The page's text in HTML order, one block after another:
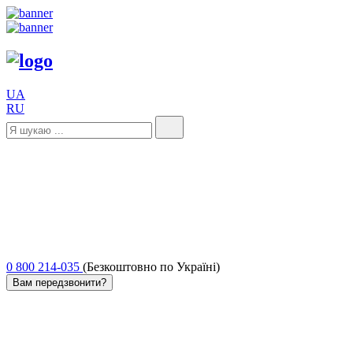
UA
RU
0 800 214-035 (Безкоштовно по Україні)
Вам передзвонити?